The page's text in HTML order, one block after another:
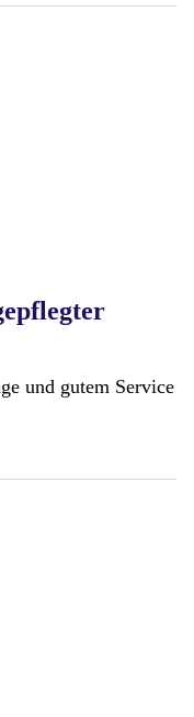
und gutem Service